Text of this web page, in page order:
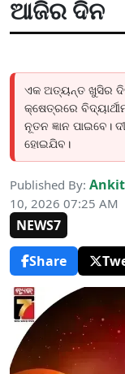
ଆଜିର ଦିନ
ଏକ ଅତ୍ୟନ୍ତ ଖୁସିର
କ୍ଷେତ୍ରରେ
ନୂତନ ଜ୍ଞାନ ପାଇବେ।
ହୋଇଯିବ।
Published By:
10, 2026 07:25 AM
NEWS7
Share